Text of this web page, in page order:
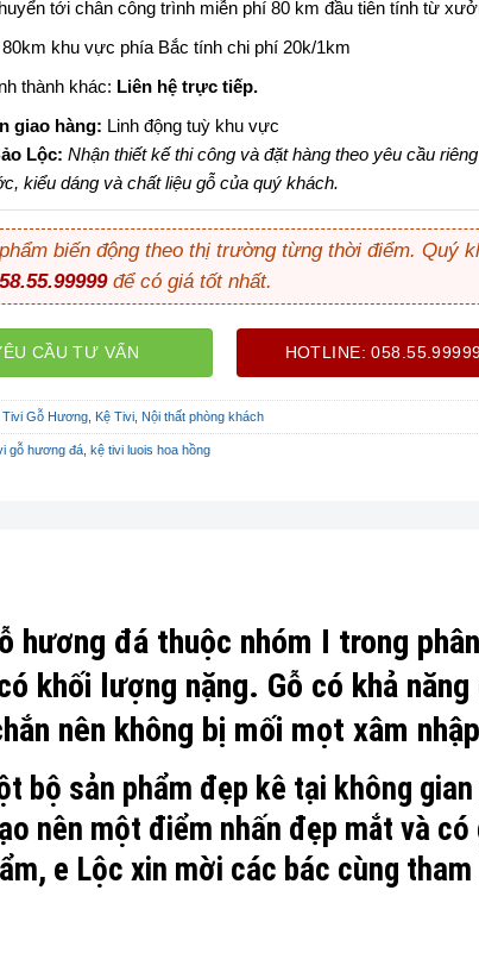
tới chân công trình miễn phí 80 km đầu tiên tính từ
80km khu vực phía Bắc tính chi phí 20k/1km
thành khác: Liên hệ trực tiếp.
giao hàng: Linh động tuỳ khu vực
Lộc: Nhận thiết kế thi công và đặt hàng theo yêu cầu
kiểu dáng và chất liệu gỗ của quý khách.
biến động theo thị trường từng thời điểm. Quý
để có giá tốt nhất.
CẦU TƯ VẤN HOTLINE:
Tivi Gỗ Hương, Kệ Tivi, Nội thất phòng khách
gỗ hương đá, kệ tivi luois hoa hồng
hương đá thuộc nhóm I trong
khối lượng nặng. Gỗ có khả
nên không bị mối mọt xâm
bộ sản phẩm đẹp kê tại không
nên một điểm nhấn đẹp mắt và
e Lộc xin mời các bác cùng